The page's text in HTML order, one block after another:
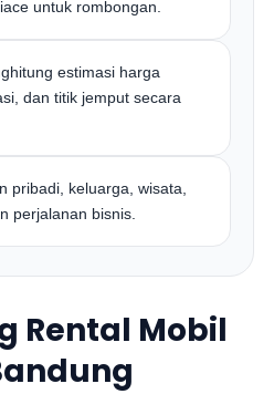
untuk rombongan.
estimasi harga
dan titik jemput secara
pribadi, keluarga, wisata,
perjalanan bisnis.
Rental Mobil